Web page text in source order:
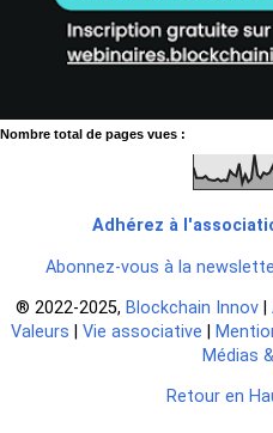
Nombre total de pages vues :
Adhérez à
Abonnez-vous à la
®️ 2022-2025, Blockchain Innov
Valeurs
Vie associative
Médias
Retour en